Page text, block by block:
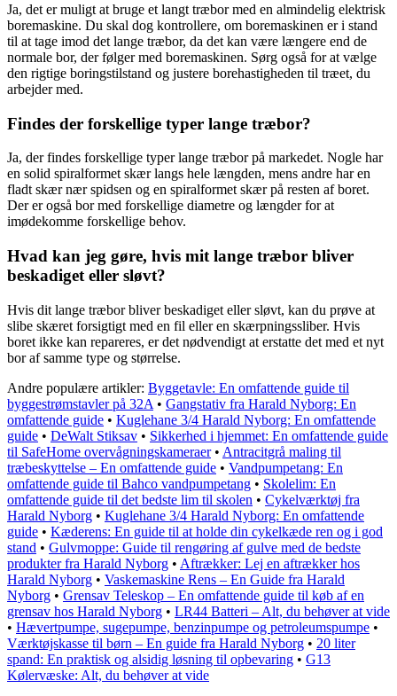
Ja, det er muligt at bruge et langt træbor med en almindelig elektrisk
boremaskine. Du skal dog kontrollere, om boremaskinen er i stand
til at tage imod det lange træbor, da det kan være længere end de
normale bor, der følger med boremaskinen. Sørg også for at vælge
den rigtige boringstilstand og justere borehastigheden til træet, du
arbejder med.
Findes der forskellige typer lange træbor?
Ja, der findes forskellige typer lange træbor på markedet. Nogle har
en solid spiralformet skær langs hele længden, mens andre har en
fladt skær nær spidsen og en spiralformet skær på resten af boret.
Der er også bor med forskellige diametre og længder for at
imødekomme forskellige behov.
Hvad kan jeg gøre, hvis mit lange træbor bliver
beskadiget eller sløvt?
Hvis dit lange træbor bliver beskadiget eller sløvt, kan du prøve at
slibe skæret forsigtigt med en fil eller en skærpningssliber. Hvis
boret ikke kan repareres, er det nødvendigt at erstatte det med et nyt
bor af samme type og størrelse.
Andre populære artikler: Byggetavle: En omfattende guide til
byggestrømstavler på 32A • Gangstativ fra Harald Nyborg: En
omfattende guide • Kuglehane 3/4 Harald Nyborg: En omfattende
guide • DeWalt Stiksav • Sikkerhed i hjemmet: En omfattende guide
til SafeHome overvågningskameraer• Antracitgrå maling til
træbeskyttelse – En omfattende guide • Vandpumpetang: En
omfattende guide til Bahco vandpumpetang • Skolelim: En
omfattende guide til det bedste lim til skolen • Cykelværktøj fra
Harald Nyborg • Kuglehane 3/4 Harald Nyborg: En omfattende
guide • Kæderens: En guide til at holde din cykelkæde ren og i god
stand • Gulvmoppe: Guide til rengøring af gulve med de bedste
produkter fra Harald Nyborg • Aftrækker: Lej en aftrækker hos
Harald Nyborg • Vaskemaskine Rens – En Guide fra Harald
Nyborg • Grensav Teleskop – En omfattende guide til køb af en
grensav hos Harald Nyborg • LR44 Batteri – Alt, du behøver at vide
• Hævertpumpe, sugepumpe, benzinpumpe og petroleumspumpe •
Værktøjskasse til børn – En guide fra Harald Nyborg • 20 liter
spand: En praktisk og alsidig løsning til opbevaring • G13
Kølervæske: Alt, du behøver at vide